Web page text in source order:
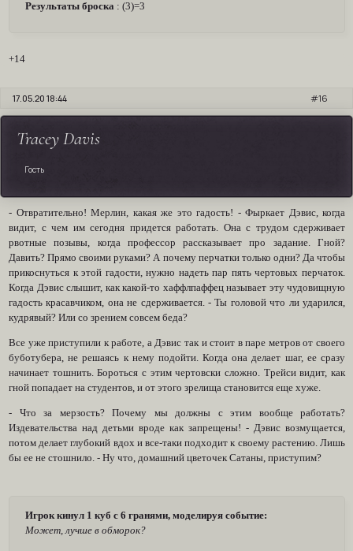
Результаты броска : (3)=3
+14
16
17.05.20 18:44
Tracey Davis
Гость
- Отвратительно! Мерлин, какая же это гадость! - Фыркает Дэвис, когда
видит, с чем им сегодня придется работать. Она с трудом сдерживает
рвотные позывы, когда профессор рассказывает про задание. Гной?
Давить? Прямо своими руками? А почему перчатки только одни? Да чтобы
прикоснуться к этой гадости, нужно надеть пар пять чертовых перчаток.
Когда Дэвис слышит, как какой-то хаффлпаффец называет эту чудовищную
гадость красавчиком, она не сдерживается. - Ты головой что ли ударился,
кудрявый? Или со зрением совсем беда?
Все уже приступили к работе, а Дэвис так и стоит в паре метров от своего
буботубера, не решаясь к нему подойти. Когда она делает шаг, ее сразу
начинает тошнить. Бороться с этим чертовски сложно. Трейси видит, как
гной попадает на студентов, и от этого зрелища становится еще хуже.
- Что за мерзость? Почему мы должны с этим вообще работать?
Издевательства над детьми вроде как запрещены! - Дэвис возмущается,
потом делает глубокий вдох и все-таки подходит к своему растению. Лишь
бы ее не стошнило. - Ну что, домашний цветочек Сатаны, приступим?
Игрок кинул 1 куб с 6 гранями, моделируя событие:
Может, лучше в обморок?